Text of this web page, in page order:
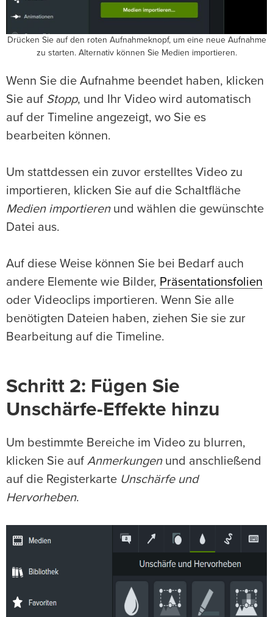
Drücken Sie auf den roten Aufnahmeknopf, um eine neue Aufnahme
zu starten. Alternativ können Sie Medien importieren.
Wenn Sie die Aufnahme beendet haben, klicken
Sie auf Stopp, und Ihr Video wird automatisch
auf der Timeline angezeigt, wo Sie es
bearbeiten können.
Um stattdessen ein zuvor erstelltes Video zu
importieren, klicken Sie auf die Schaltfläche
Medien importierenund wählen die gewünschte
Datei aus.
Auf diese Weise können Sie bei Bedarf auch
andere Elemente wie Bilder, Präsentationsfolien
oder Videoclips importieren. Wenn Sie alle
benötigten Dateien haben, ziehen Sie sie zur
Bearbeitung auf die Timeline.
Schritt 2: Fügen Sie
Unschärfe-Effekte hinzu
Um bestimmte Bereiche im Video zu blurren,
klicken Sie auf Anmerkungenund anschließend
auf die Registerkarte Unschärfe und
Hervorheben.